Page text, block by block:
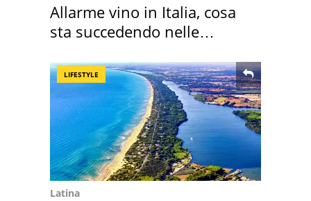
Allarme vino in Italia, cosa
sta succedendo nelle
LIFESTYLE
Latina